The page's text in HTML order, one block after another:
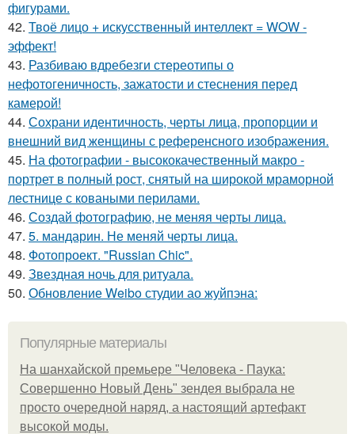
фигурами.
42. Твоё лицо + искусственный интеллект = WOW -
эффект!
43. Разбиваю вдребезги стереотипы о
нефотогеничность, зажатости и стеснения перед
камерой!
44. Сохрани идентичность, черты лица, пропорции и
внешний вид женщины с референсного изображения.
45. На фотографии - высококачественный макро -
портрет в полный рост, снятый на широкой мраморной
лестнице с коваными перилами.
46. Создай фотографию, не меняя черты лица.
47. 5. мандарин. Не меняй черты лица.
48. Фотопроект. "Russian Chic".
49. Звездная ночь для ритуала.
50. Обновление Weibo студии ао жуйпэна:
Популярные материалы
На шанхайской премьере "Человека - Паука:
Совершенно Новый День" зендея выбрала не
просто очередной наряд, а настоящий артефакт
высокой моды.